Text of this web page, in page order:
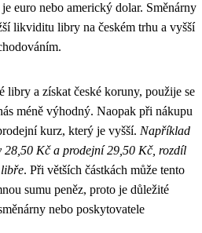
euro nebo americký dolar. Směnárny
likviditu libry na českém trhu a vyšší
libry a získat české koruny, použije se
méně výhodný. Naopak při nákupu
kurz, který je vyšší. Například
Kč a prodejní 29,50 Kč, rozdíl
. Při větších částkách může tento
sumu peněz, proto je důležité
nebo poskytovatele